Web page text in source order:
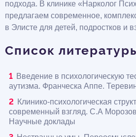
подхода. В клинике «Нарколог
предлагаем современное,
в Элисте для детей, подростков и
Список
Введение в психологическую
аутизма. Франческа Аппе.
Клинико-психологическая
современный взгляд. С.А
Научные доклады